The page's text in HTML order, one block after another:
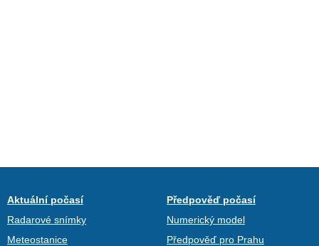
Aktuální počasí
Radarové snímky
Meteostanice
Předpověď počasí
Numerický model
Předpověď pro Prahu